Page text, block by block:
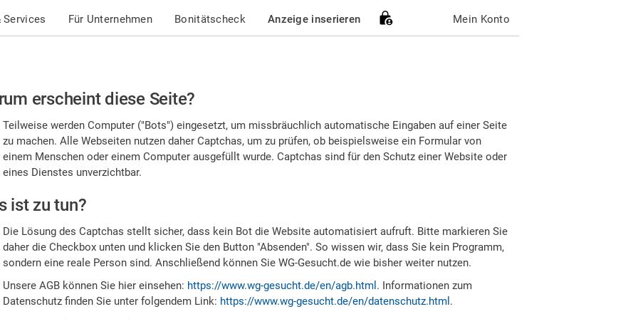
Services Für Unternehmen Bonitätscheck Anzeige inserieren Mein Konto
erscheint diese Seite?
Teilweise werden Computer ("Bots") eingesetzt, um missbräuchlich automatische Eingaben auf einer Seite
zu machen. Alle Webseiten nutzen daher Captchas, um zu prüfen, ob beispielsweise ein Formular von
einem Menschen oder einem Computer ausgefüllt wurde. Captchas sind für den Schutz einer Website oder
eines Dienstes unverzichtbar.
ist zu tun?
Die Lösung des Captchas stellt sicher, dass kein Bot die Website automatisiert aufruft. Bitte markieren Sie
daher die Checkbox unten und klicken Sie den Button "Absenden". So wissen wir, dass Sie kein Programm,
sondern eine reale Person sind. Anschließend können Sie WG-Gesucht.de wie bisher weiter nutzen.
Unsere AGB können Sie hier einsehen: https://www.wg-gesucht.de/en/agb.html . Informationen zum
Datenschutz finden Sie unter folgendem Link: https://www.wg-gesucht.de/en/datenschutz.html .